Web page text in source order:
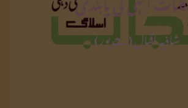
شاذیہ اقبال (جے پور)